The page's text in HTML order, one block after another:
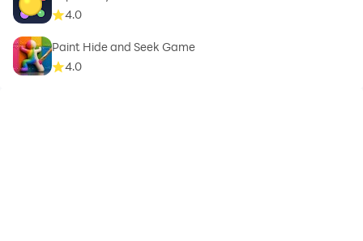
4.0
Paint Hide and Seek Game
4.0